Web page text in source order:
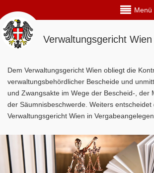
Menü
Verwaltungsgericht Wien
Dem Verwaltungsgericht Wien obliegt die
verwaltungsbehördlicher Bescheide und
und Zwangsakte im Wege der Bescheid-, der
der Säumnisbeschwerde. Weiters entscheidet
Verwaltungsgericht Wien in